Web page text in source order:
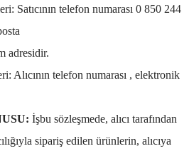
Satıcının telefon numarası 0 850 244
adresidir.
Alıcının telefon numarası , elektronik
İşbu sözleşmede, alıcı tarafından
sipariş edilen ürünlerin, alıcıya